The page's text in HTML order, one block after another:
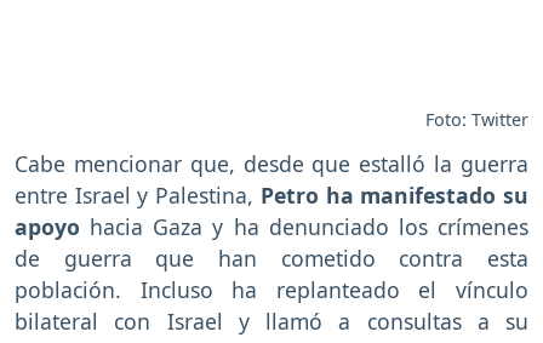
Foto: Twitter
Cabe mencionar que, desde que estalló la guerra
entre Israel y Palestina, Petro ha manifestado su
apoyo hacia Gaza y ha denunciado los crímenes
de guerra que han cometido contra esta
población. Incluso ha replanteado el vínculo
bilateral con Israel y llamó a consultas a su